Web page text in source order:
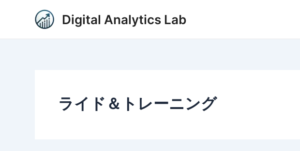
Digital Analytics Lab
ライド＆トレーニング
稿
の